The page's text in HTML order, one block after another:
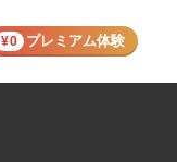
¥0 プレミアム体験